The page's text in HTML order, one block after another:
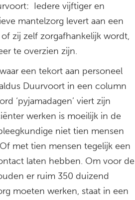
Iedere vijftiger en
mantelzorg levert aan een
zij zelf zorgafhankelijk wordt,
te overzien zijn.
een tekort aan personeel
Duurvoort in een column
‘pyjamadagen’ viert zijn
werken is moeilijk in de
niet tien mensen
met tien mensen tegelijk een
laten hebben. Om voor de
er ruim 350 duizend
moeten werken, staat in een